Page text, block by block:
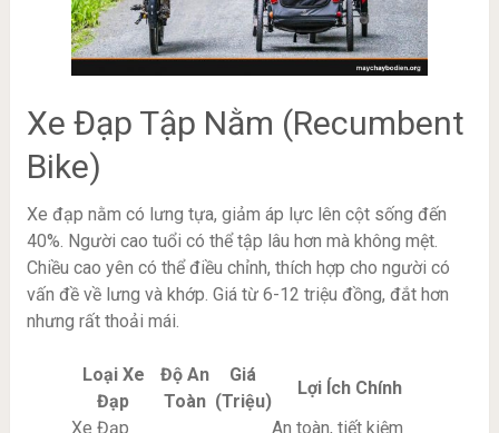
Xe Đạp Tập Nằm (Recumbent
Bike)
Xe đạp nằm có lưng tựa, giảm áp lực lên cột sống đến
40%. Người cao tuổi có thể tập lâu hơn mà không mệt.
Chiều cao yên có thể điều chỉnh, thích hợp cho người có
vấn đề về lưng và khớp. Giá từ 6-12 triệu đồng, đắt hơn
nhưng rất thoải mái.
Loại Xe
Đạp
Độ An
Toàn
Giá
(Triệu)
Lợi Ích Chính
Xe Đạp
An toàn, tiết kiệm